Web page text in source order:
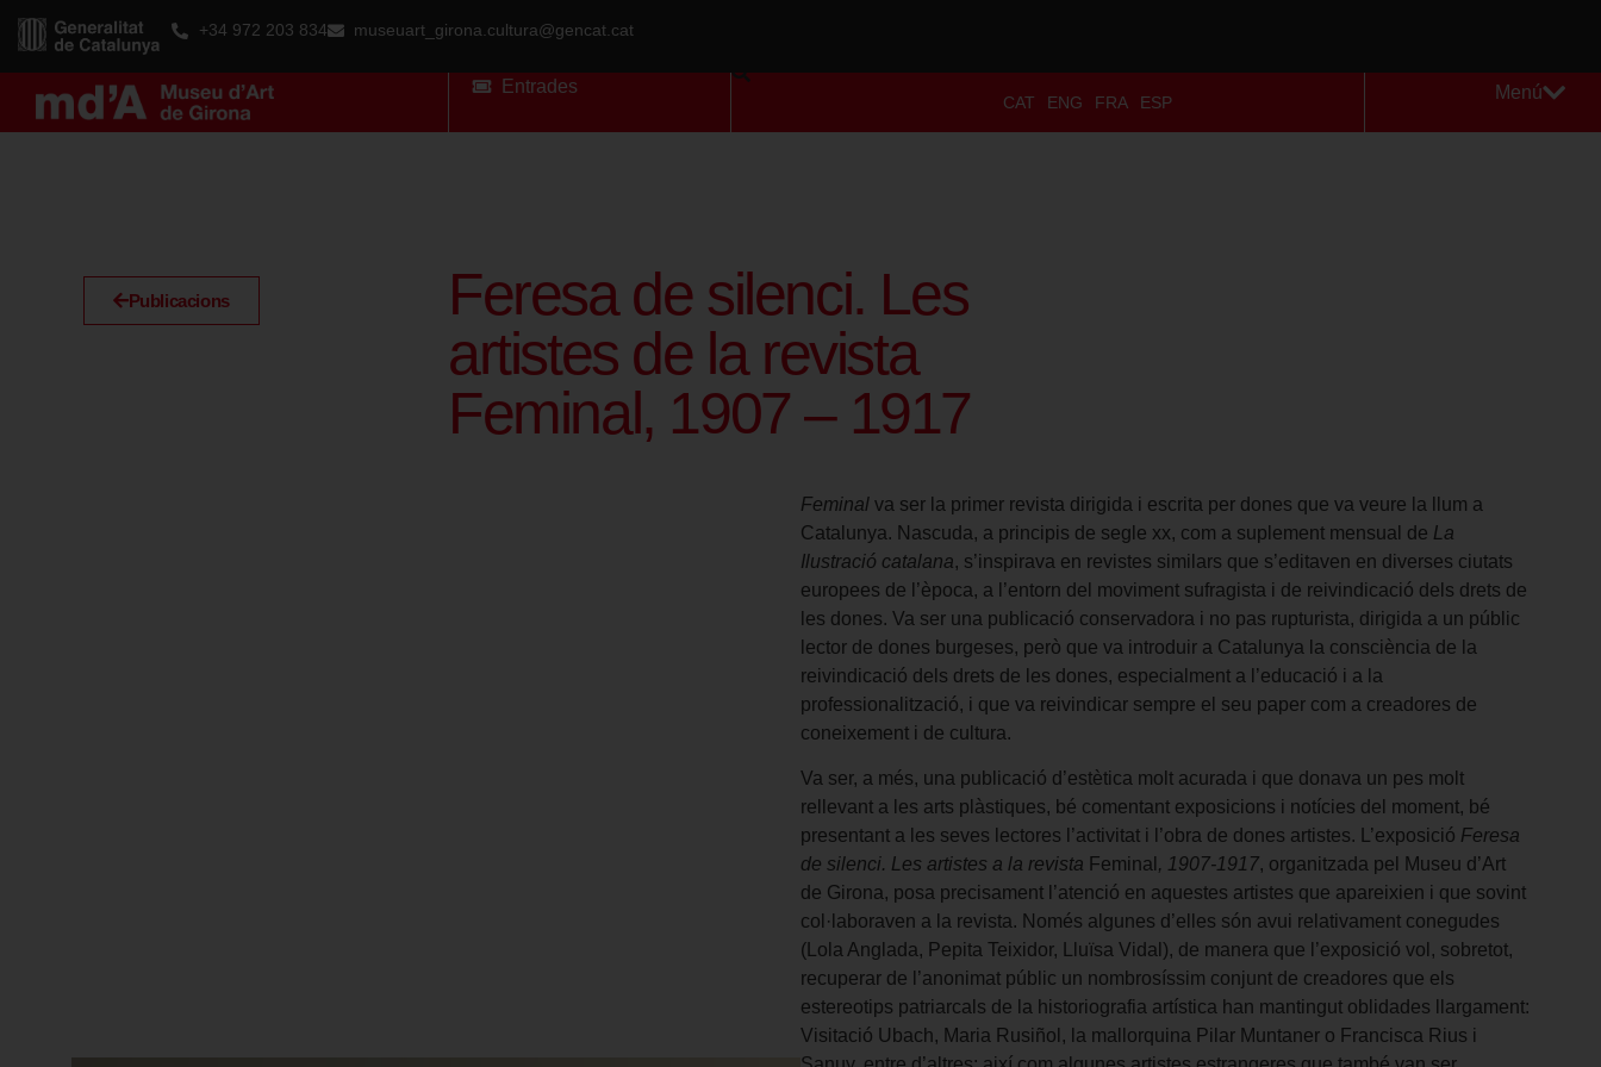
+34 972 203 834 museuart_girona.cultura@gencat.cat
Entrades
CAT ENG FRA ESP
Menú
Publicacions
Feresa de silenci. Les
artistes de la revista
Feminal, 1907 – 1917
Feminal va ser la primer revista dirigida i escrita per dones que va veure la llum a
Catalunya. Nascuda, a principis de segle xx, com a suplement mensual de La
Ilustració catalana, s’inspirava en revistes similars que s’editaven en diverses ciutats
europees de l’època, a l’entorn del moviment sufragista i de reivindicació dels drets de
les dones. Va ser una publicació conservadora i no pas rupturista, dirigida a un públic
lector de dones burgeses, però que va introduir a Catalunya la consciència de la
reivindicació dels drets de les dones, especialment a l’educació i a la
professionalització, i que va reivindicar sempre el seu paper com a creadores de
coneixement i de cultura.
Va ser, a més, una publicació d’estètica molt acurada i que donava un pes molt
rellevant a les arts plàstiques, bé comentant exposicions i notícies del moment, bé
presentant a les seves lectores l’activitat i l’obra de dones artistes. L’exposició Feresa
de silenci. Les artistes a la revista Feminal , 1907-1917, organitzada pel Museu d’Art
de Girona, posa precisament l’atenció en aquestes artistes que apareixien i que sovint
col·laboraven a la revista. Només algunes d’elles són avui relativament conegudes
(Lola Anglada, Pepita Teixidor, Lluïsa Vidal), de manera que l’exposició vol, sobretot,
recuperar de l’anonimat públic un nombrosíssim conjunt de creadores que els
estereotips patriarcals de la historiografia artística han mantingut oblidades llargament:
Visitació Ubach, Maria Rusiñol, la mallorquina Pilar Muntaner o Francisca Rius i